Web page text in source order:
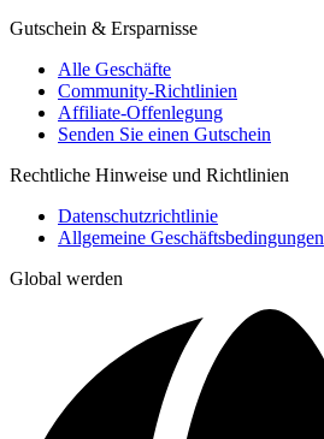
Gutschein & Ersparnisse
Alle Geschäfte
Community-Richtlinien
Affiliate-Offenlegung
Senden Sie einen Gutschein
Rechtliche Hinweise und Richtlinien
Datenschutzrichtlinie
Allgemeine Geschäftsbedingungen
Global werden